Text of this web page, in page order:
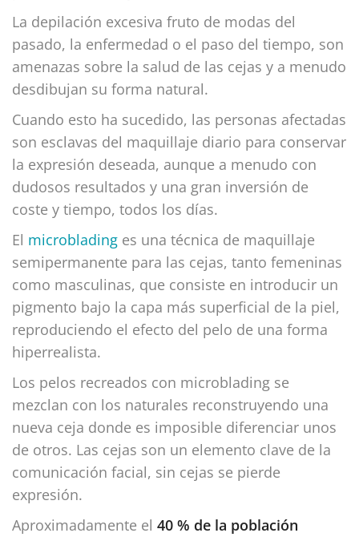
La depilación excesiva fruto de modas del
pasado, la enfermedad o el paso del tiempo, son
amenazas sobre la salud de las cejas y a menudo
desdibujan su forma natural.
Cuando esto ha sucedido, las personas afectadas
son esclavas del maquillaje diario para conservar
la expresión deseada, aunque a menudo con
dudosos resultados y una gran inversión de
coste y tiempo, todos los días.
El microblading es una técnica de maquillaje
semipermanente para las cejas, tanto femeninas
como masculinas, que consiste en introducir un
pigmento bajo la capa más superficial de la piel,
reproduciendo el efecto del pelo de una forma
hiperrealista.
Los pelos recreados con microblading se
mezclan con los naturales reconstruyendo una
nueva ceja donde es imposible diferenciar unos
de otros. Las cejas son un elemento clave de la
comunicación facial, sin cejas se pierde
expresión.
Aproximadamente el 40 % de la población